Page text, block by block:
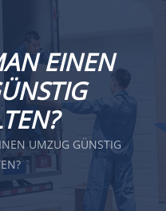
EINEN
UMZUG GÜNSTIG